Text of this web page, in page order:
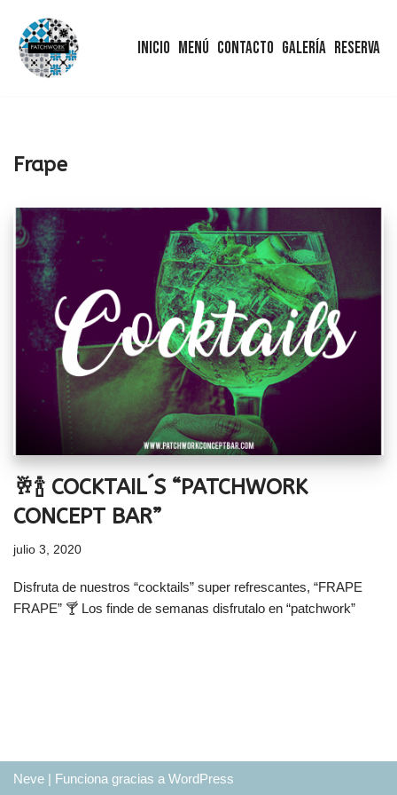
Saltar
Inicio Menú Contacto Galería Reserva
Frape
🥂🍾 COCKTAIL´S “PATCHWORK
CONCEPT BAR”
julio 3, 2020
Disfruta de nuestros “cocktails” super refrescantes, “FRAPE
FRAPE” 🍸 Los finde de semanas disfrutalo en “patchwork”
Neve | Funciona gracias a WordPress